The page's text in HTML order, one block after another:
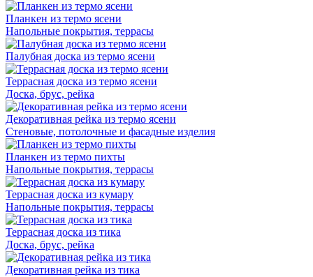
Планкен из термо ясени
Напольные покрытия, террасы
Палубная доска из термо ясени
Террасная доска из термо ясени
Доска, брус, рейка
Декоративная рейка из термо ясени
Стеновые, потолочные и фасадные изделия
Планкен из термо пихты
Напольные покрытия, террасы
Террасная доска из кумару
Напольные покрытия, террасы
Террасная доска из тика
Доска, брус, рейка
Декоративная рейка из тика